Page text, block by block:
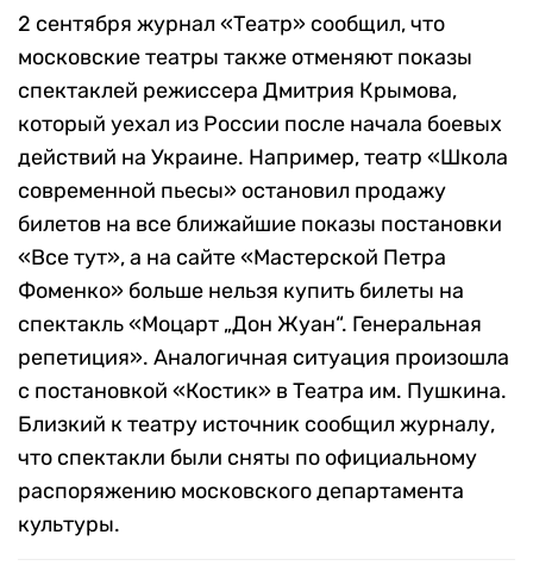
2 сентября журнал «Театр» сообщил, что
московские театры также отменяют показы
спектаклей режиссера Дмитрия Крымова,
который уехал из России после начала боевых
действий на Украине. Например, театр «Школа
современной пьесы» остановил продажу
билетов на все ближайшие показы постановки
«Все тут», а на сайте «Мастерской Петра
Фоменко» больше нельзя купить билеты на
спектакль «Моцарт „Дон Жуан“. Генеральная
репетиция». Аналогичная ситуация произошла
с постановкой «Костик» в Театра им. Пушкина.
Близкий к театру источник сообщил журналу,
что спектакли были сняты по официальному
распоряжению московского департамента
культуры.